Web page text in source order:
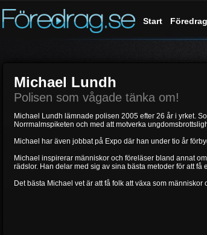
Start Föredrag
Michael Lundh
Polisen som vågade tänka om!
Michael Lundh lämnade polisen 2005 efter 26 år i yrket.
Norrmalmspiketen och med att motverka
Michael har även jobbat på Expo där han under tio år
Michael inspirerar människor och föreläser bland annat
rädslor. Han delar med sig av sina bästa metoder för att få
Det bästa Michael vet är att få folk att växa som människor